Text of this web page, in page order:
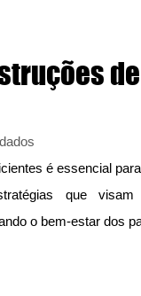
é essencial
que visam
o bem-estar dos